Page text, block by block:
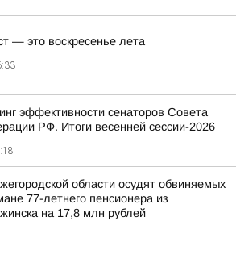
— это воскресенье лета
эффективности сенаторов Совета
РФ. Итоги весенней сессии-2026
области осудят обвиняемых
77-летнего пенсионера из
на 17,8 млн рублей